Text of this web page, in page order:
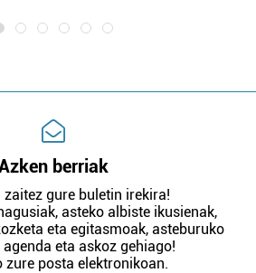
berriak
zaitez gure buletin irekira!
asteko albiste ikusienak,
eta egitasmoak, asteburuko
eta askoz gehiago!
zure posta elektronikoan.